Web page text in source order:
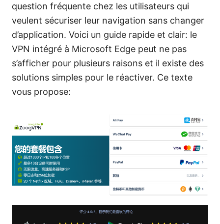
question fréquente chez les utilisateurs qui
veulent sécuriser leur navigation sans changer
d’application. Voici un guide rapide et clair: le
VPN intégré à Microsoft Edge peut ne pas
s’afficher pour plusieurs raisons et il existe des
solutions simples pour le réactiver. Ce texte
vous propose: